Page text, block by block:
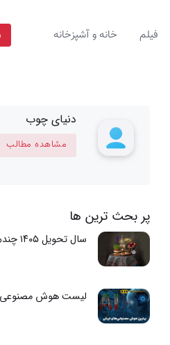
فیلم خانه و آشپزخانه
دنیای چوب
مشاهده مطالب
پر بحث ترین ها
سال تحویل ۱۴۰۵ چندم رمضانه
لیست هوش مصنوعی